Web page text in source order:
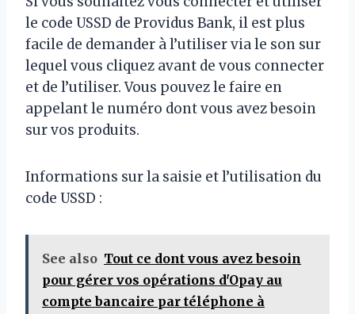
le code USSD de Providus Bank, il est plus
facile de demander à l’utiliser via le son sur
lequel vous cliquez avant de vous connecter
et de l’utiliser. Vous pouvez le faire en
appelant le numéro dont vous avez besoin
sur vos produits.
Informations sur la saisie et l’utilisation du
code USSD :
See also Tout ce dont vous avez besoin
pour gérer vos opérations d'Opay au
compte bancaire par téléphone à